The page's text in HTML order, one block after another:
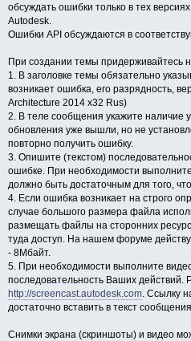
обсуждать ошибки только в тех
Autodesk.
Ошибки API обсуждаются в
При создании темы придерживайтесь
1. В заголовке темы обязательно
возникает ошибка, его разрядность,
Architecture 2014 x32 Rus)
2. В теле сообщения укажите наличие
обновления уже вышли, но не
повторно получить ошибку.
3. Опишите (текстом)
ошибке. При необходимости
должно быть достаточным для того,
4. Если ошибка возникает на строго
случае большого размера файла
размещать файлы на сторонних
туда доступ. На нашем форуме
- 8Мбайт.
5. При необходимости выполните
последовательность Ваших действий.
http://screencast.autodesk.com. Ссылку
достаточно вставить в текст
Снимки экрана (скриншоты) и видео